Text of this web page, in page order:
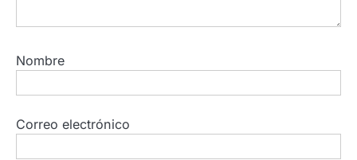
Nombre
Correo electrónico